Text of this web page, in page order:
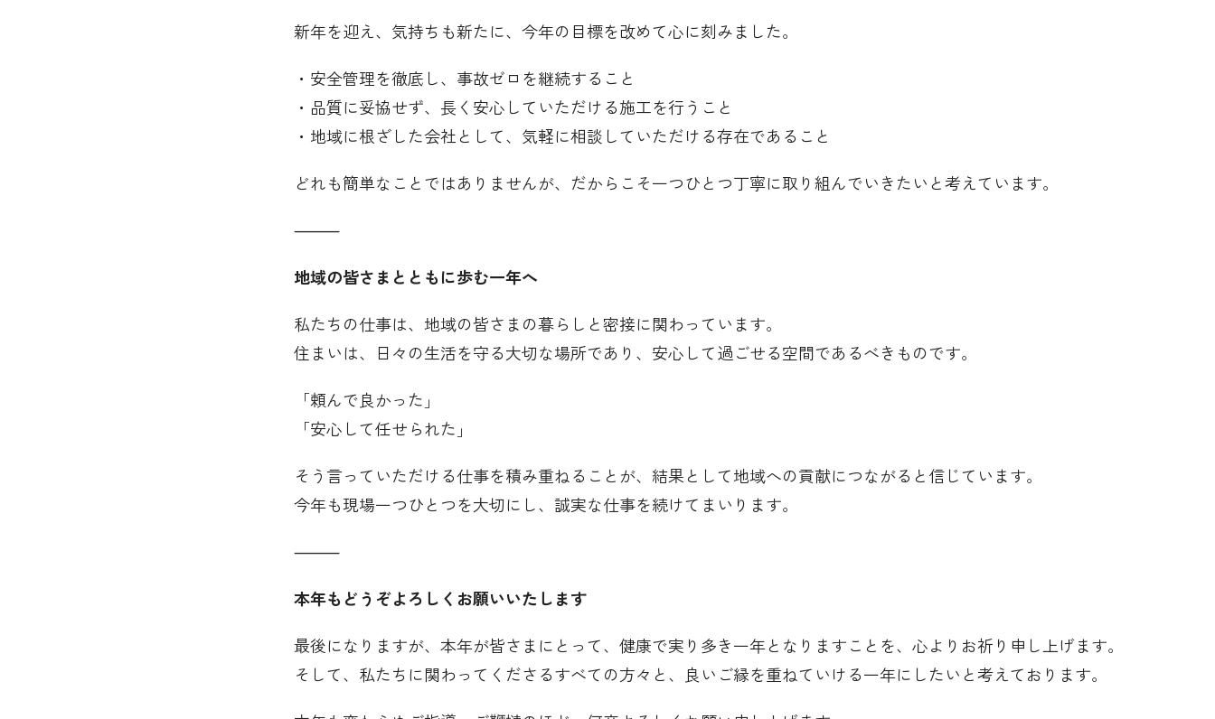
新年を迎え、気持ちも新たに、今年の目標を改めて心に刻みました。
・安全管理を徹底し、事故ゼロを継続すること
・品質に妥協せず、長く安心していただける施工を行うこと
・地域に根ざした会社として、気軽に相談していただける存在であること
どれも簡単なことではありませんが、だからこそ一つひとつ丁寧に取り組んでいきたいと考えています。
⸻
地域の皆さまとともに歩む一年へ
私たちの仕事は、地域の皆さまの暮らしと密接に関わっています。
住まいは、日々の生活を守る大切な場所であり、安心して過ごせる空間であるべきものです。
「頼んで良かった」
「安心して任せられた」
そう言っていただける仕事を積み重ねることが、結果として地域への貢献につながると信じています。
今年も現場一つひとつを大切にし、誠実な仕事を続けてまいります。
⸻
本年もどうぞよろしくお願いいたします
最後になりますが、本年が皆さまにとって、健康で実り多き一年となりますことを、心よりお祈り申し上げます。
そして、私たちに関わってくださるすべての方々と、良いご縁を重ねていける一年にしたいと考えております。